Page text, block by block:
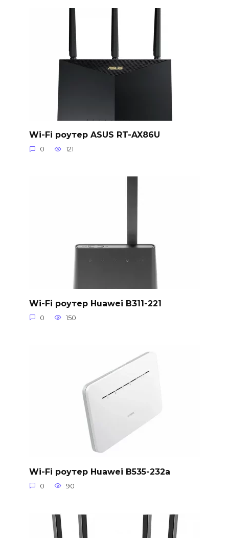
Wi-Fi роутер ASUS RT-AX86U
0 121
Wi-Fi роутер Huawei B311-221
0 150
Wi-Fi роутер Huawei B535-232a
0 90